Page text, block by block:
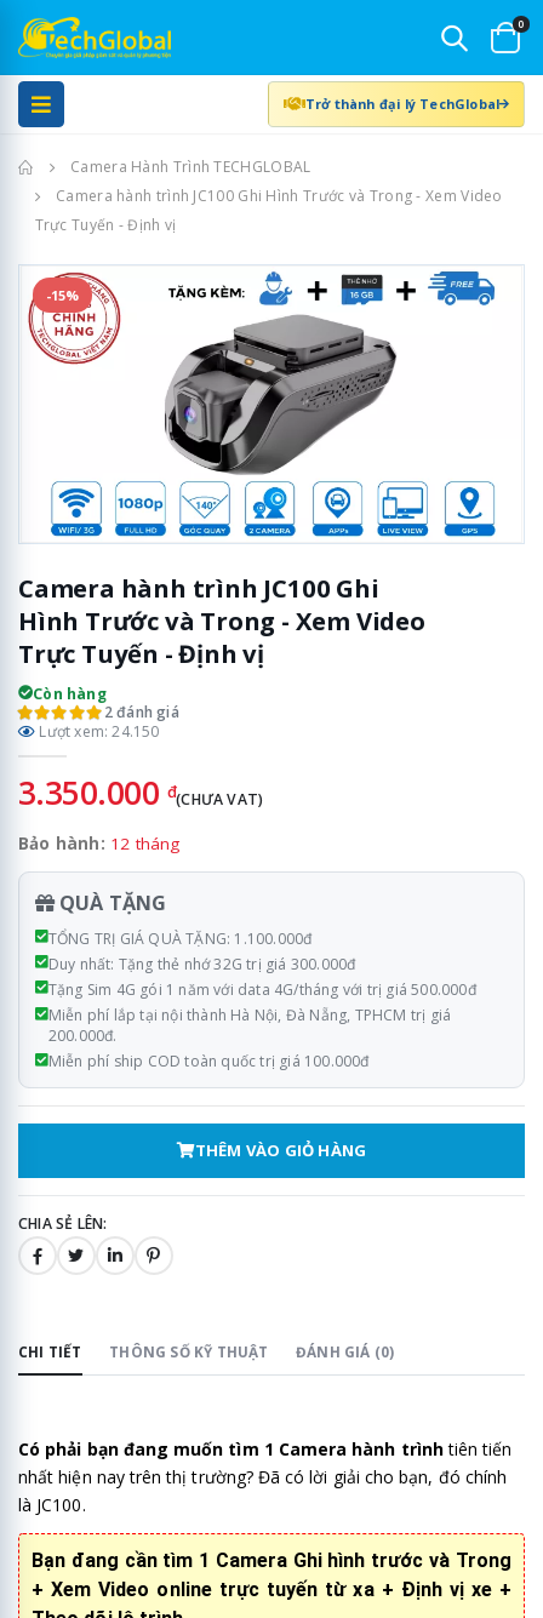
0
Trở thành đại lý TechGlobal
Trang chủCamera Hành Trình TECHGLOBAL
Camera hành trình JC100 Ghi Hình Trước và Trong - Xem Video
Trực Tuyến - Định vị
-15%
Camera hành trình JC100 Ghi
Hình Trước và Trong - Xem Video
Trực Tuyến - Định vị
Còn hàng
2 đánh giá
Lượt xem: 24.150
3.350.000 đ(CHƯA VAT)
Bảo hành: 12 tháng
QUÀ TẶNG
TỔNG TRỊ GIÁ QUÀ TẶNG: 1.100.000đ
Duy nhất: Tặng thẻ nhớ 32G trị giá 300.000đ
Tặng Sim 4G gói 1 năm với data 4G/tháng với trị giá 500.000đ
Miễn phí lắp tại nội thành Hà Nội, Đà Nẵng, TPHCM trị giá
200.000đ.
Miễn phí ship COD toàn quốc trị giá 100.000đ
THÊM VÀO GIỎ HÀNG
CHIA SẺ LÊN:
CHI TIẾT THÔNG SỐ KỸ THUẬT ĐÁNH GIÁ (0)
Có phải bạn đang muốn tìm 1 Camera hành trìnhtiên tiến
nhất hiện nay trên thị trường? Đã có lời giải cho bạn, đó chính
là JC100.
Bạn đang cần tìm 1 Camera Ghi hình trước và Trong
+ Xem Video online trực tuyến từ xa + Định vị xe +